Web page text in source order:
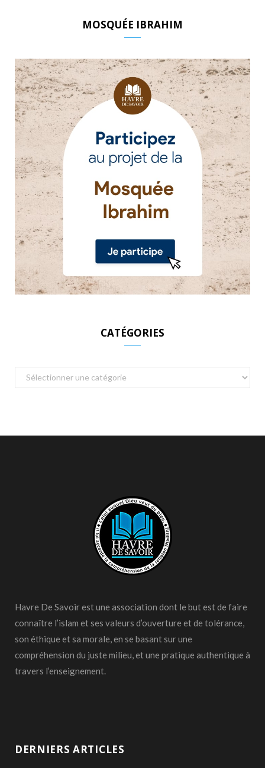
MOSQUÉE IBRAHIM
CATÉGORIES
Catégories
Havre De Savoir est une association dont le but est de faire
connaître l’islam et ses valeurs d’ouverture et de tolérance,
son éthique et sa morale, en se basant sur une
compréhension du juste milieu, et une pratique authentique à
travers l’enseignement.
DERNIERS ARTICLES